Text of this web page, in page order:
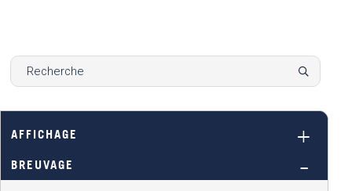
AFFICHAGE
BREUVAGE